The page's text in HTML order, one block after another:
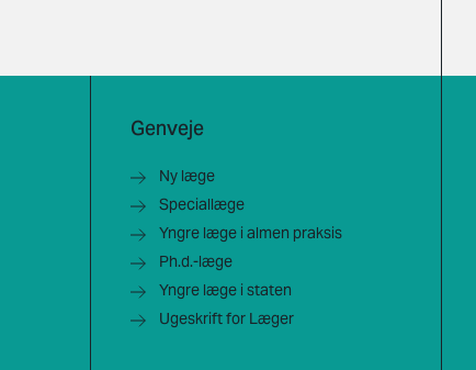
Genveje
Ny læge
Speciallæge
Yngre læge i almen praksis
Ph.d.-læge
Yngre læge i staten
Ugeskrift for Læger